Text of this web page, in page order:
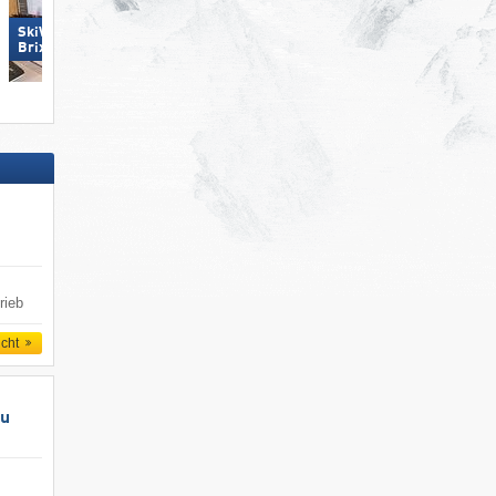
SkiWelt Wilder Kaiser-
Brixental
Ski Juwel Alpbachtal
Wildschönau